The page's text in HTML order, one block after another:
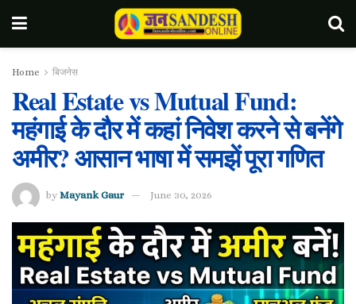
Home बिजनेस
Real Estate vs Mutual Fund:
महंगाई के दौर में कहां निवेश करने से बनेंगे
अमीर? आसान भाषा में समझें पूरा गणित
by Mayank Gaur June 30, 2026